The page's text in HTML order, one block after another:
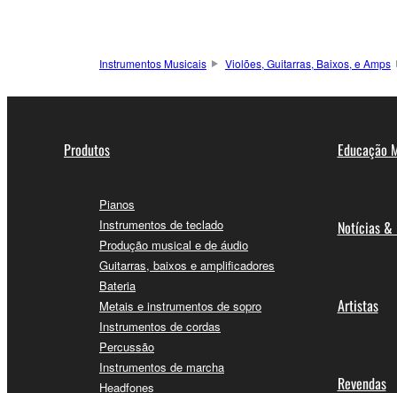
Instrumentos Musicais Violões, Guitarras, Baixos, e Amps
Produtos
Pianos
Instrumentos de teclado
Produção musical e de áudio
Guitarras, baixos e amplificadores
Bateria
Metais e instrumentos de sopro
Instrumentos de cordas
Percussão
Instrumentos de marcha
Headfones
Educação
Notícias &
Artistas
Revendas